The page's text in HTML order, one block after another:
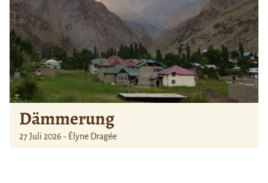
Dämmerung
27 Juli 2026 - Élyne Dragée